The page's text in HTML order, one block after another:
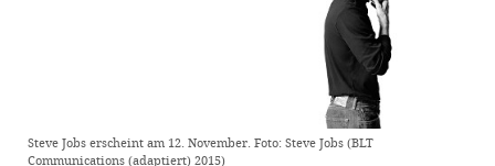
Steve Jobs erscheint am 12. November. Foto: Steve Jobs (BLT
Communications (adaptiert) 2015)